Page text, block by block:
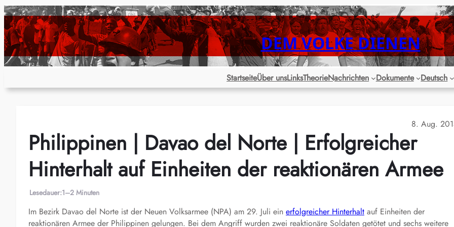
Zum
Inhalt
springen
DEM VOLKE DIENEN
StartseiteÜber unsLinksTheorieNachrichten Dokumente Deutsch
8. Aug.
Philippinen | Davao del Norte | Erfolgreicher
Hinterhalt auf Einheiten der reaktionären Armee
Lesedauer:1–2 Minuten
Im Bezirk Davao del Norte ist der Neuen Volksarmee (NPA) am 29. Juli ein erfolgreicher Hinterhalt auf Einheiten der
reaktionären Armee der Philippinen gelungen. Bei dem Angriff wurden zwei reaktionäre Soldaten getötet und sechs weitere